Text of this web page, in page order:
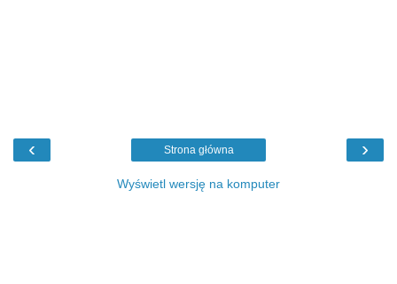
‹ ›
Strona główna
Wyświetl wersję na komputer